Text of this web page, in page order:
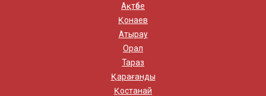
Ақтөбе
Қонаев
Атырау
Орал
Тараз
Қарағанды
Қостанай